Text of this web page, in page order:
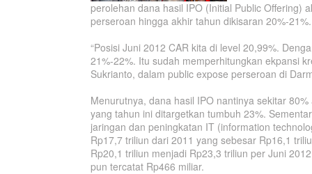
perolehan dana hasil IPO (Initial Public Offering)
perseroan hingga akhir tahun dikisaran 20%-21%.
“Posisi Juni 2012 CAR kita di level 20,99%.
21%-22%. Itu sudah memperhitungkan ekpansi
Sukrianto, dalam public expose perseroan di
Menurutnya, dana hasil IPO nantinya sekitar
yang tahun ini ditargetkan tumbuh 23%.
jaringan dan peningkatan IT (information
Rp17,7 triliun dari 2011 yang sebesar Rp16,1
Rp20,1 triliun menjadi Rp23,3 triliun per Juni
pun tercatat Rp466 miliar.